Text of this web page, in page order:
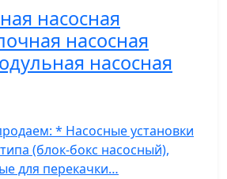
насосная
насосная
насосная
* Насосные установки
(блок-бокс насосный),
для перекачки…